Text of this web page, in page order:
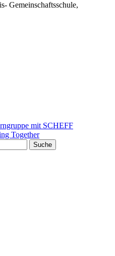
Gemeinschaftsschule,
mit SCHEFF
Together